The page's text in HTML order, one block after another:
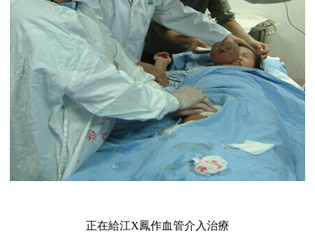
正在給江X鳳作血管介入治療